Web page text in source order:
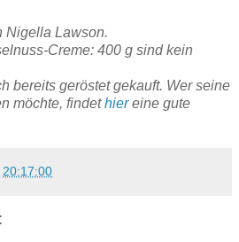
Nigella Lawson.
Creme: 400 g sind kein
bereits geröstet gekauft. Wer seine
möchte, findethiereine gute
20:17:00